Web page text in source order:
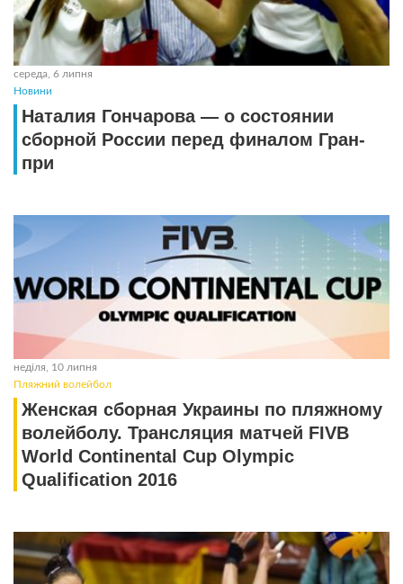
середа, 6 липня
Новини
Наталия Гончарова — о состоянии
сборной России перед финалом Гран-
при
неділя, 10 липня
Пляжний волейбол
Женская сборная Украины по пляжному
волейболу. Трансляция матчей FIVB
World Continental Cup Olympic
Qualification 2016